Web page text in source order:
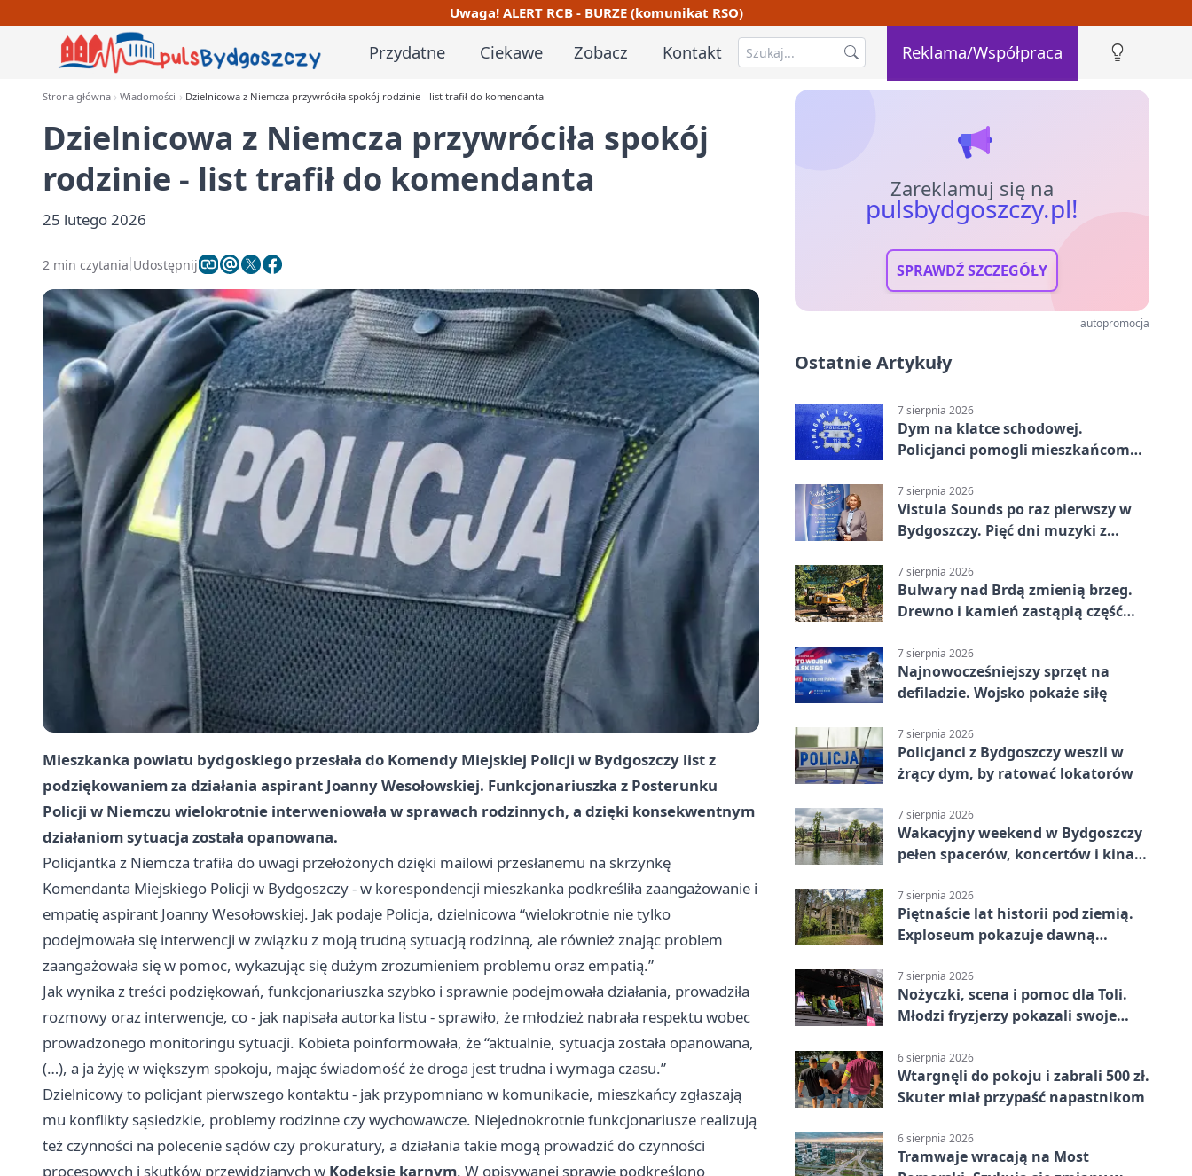
Uwaga! ALERT RCB - BURZE (komunikat RSO)
Przydatne Ciekawe Zobacz Kontakt Reklama/Współpraca
Strona główna Wiadomości Dzielnicowa z Niemcza przywróciła spokój rodzinie - list trafił do komendanta
Dzielnicowa z Niemcza przywróciła spokój
rodzinie - list trafił do komendanta
25 lutego 2026
2 min czytania Udostępnij
Mieszkanka powiatu bydgoskiego przesłała do Komendy Miejskiej Policji w Bydgoszczy list z
podziękowaniem za działania aspirant Joanny Wesołowskiej. Funkcjonariuszka z Posterunku
Policji w Niemczu wielokrotnie interweniowała w sprawach rodzinnych, a dzięki konsekwentnym
działaniom sytuacja została opanowana.
Policjantka z Niemcza trafiła do uwagi przełożonych dzięki mailowi przesłanemu na skrzynkę
Komendanta Miejskiego Policji w Bydgoszczy - w korespondencji mieszkanka podkreśliła zaangażowanie i
empatię aspirant Joanny Wesołowskiej. Jak podaje Policja, dzielnicowa “wielokrotnie nie tylko
podejmowała się interwencji w związku z moją trudną sytuacją rodzinną, ale również znając problem
zaangażowała się w pomoc, wykazując się dużym zrozumieniem problemu oraz empatią.”
Jak wynika z treści podziękowań, funkcjonariuszka szybko i sprawnie podejmowała działania, prowadziła
rozmowy oraz interwencje, co - jak napisała autorka listu - sprawiło, że młodzież nabrała respektu wobec
prowadzonego monitoringu sytuacji. Kobieta poinformowała, że “aktualnie, sytuacja została opanowana,
(…), a ja żyję w większym spokoju, mając świadomość że droga jest trudna i wymaga czasu.”
Dzielnicowy to policjant pierwszego kontaktu - jak przypomniano w komunikacie, mieszkańcy zgłaszają
mu konflikty sąsiedzkie, problemy rodzinne czy wychowawcze. Niejednokrotnie funkcjonariusze realizują
też czynności na polecenie sądów czy prokuratury, a działania takie mogą prowadzić do czynności
procesowych i skutków przewidzianych w Kodeksie karnym. W opisywanej sprawie podkreślono
Zareklamuj się na
pulsbydgoszczy.pl!
SPRAWDŹ SZCZEGÓŁY
autopromocja
Ostatnie Artykuły
7 sierpnia 2026
Dym na klatce schodowej.
Policjanci pomogli mieszkańcom
7 sierpnia 2026
Vistula Sounds po raz pierwszy w
Bydgoszczy. Pięć dni muzyki z
7 sierpnia 2026
Bulwary nad Brdą zmienią brzeg.
Drewno i kamień zastąpią część
7 sierpnia 2026
Najnowocześniejszy sprzęt na
defiladzie. Wojsko pokaże siłę
7 sierpnia 2026
Policjanci z Bydgoszczy weszli w
żrący dym, by ratować lokatorów
7 sierpnia 2026
Wakacyjny weekend w Bydgoszczy
pełen spacerów, koncertów i kina
7 sierpnia 2026
Piętnaście lat historii pod ziemią.
Exploseum pokazuje dawną
7 sierpnia 2026
Nożyczki, scena i pomoc dla Toli.
Młodzi fryzjerzy pokazali swoje
6 sierpnia 2026
Wtargnęli do pokoju i zabrali 500 zł.
Skuter miał przypaść napastnikom
6 sierpnia 2026
Tramwaje wracają na Most